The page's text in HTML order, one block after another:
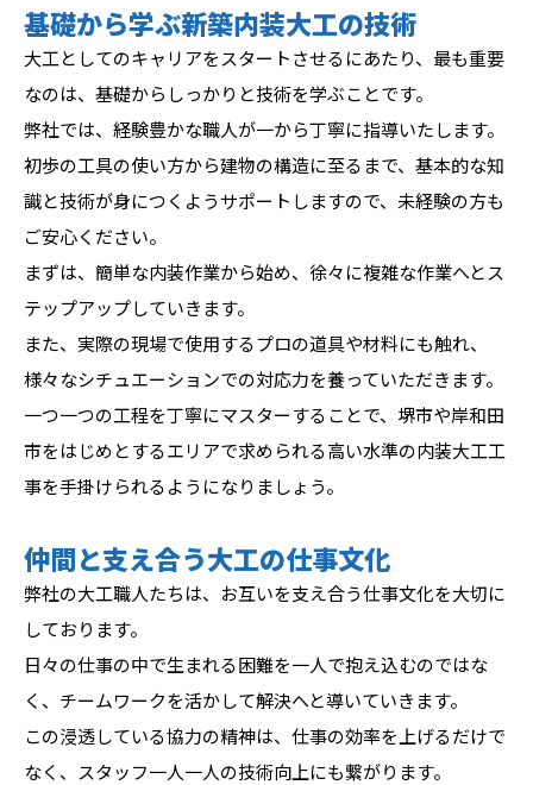
基礎から学ぶ新築内装大工の技術
大工としてのキャリアをスタートさせるにあたり、最も重要
なのは、基礎からしっかりと技術を学ぶことです。
弊社では、経験豊かな職人が一から丁寧に指導いたします。
初歩の工具の使い方から建物の構造に至るまで、基本的な知
識と技術が身につくようサポートしますので、未経験の方も
ご安心ください。
まずは、簡単な内装作業から始め、徐々に複雑な作業へとス
テップアップしていきます。
また、実際の現場で使用するプロの道具や材料にも触れ、
様々なシチュエーションでの対応力を養っていただきます。
一つ一つの工程を丁寧にマスターすることで、堺市や岸和田
市をはじめとするエリアで求められる高い水準の内装大工工
事を手掛けられるようになりましょう。
仲間と支え合う大工の仕事文化
弊社の大工職人たちは、お互いを支え合う仕事文化を大切に
しております。
日々の仕事の中で生まれる困難を一人で抱え込むのではな
く、チームワークを活かして解決へと導いていきます。
この浸透している協力の精神は、仕事の効率を上げるだけで
なく、スタッフ一人一人の技術向上にも繋がります。